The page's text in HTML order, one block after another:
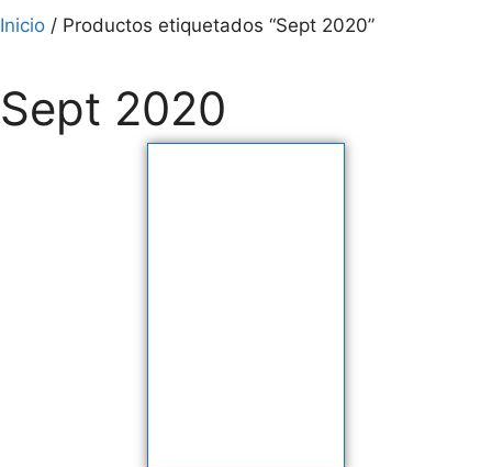
Inicio / Productos etiquetados “Sept 2020”
Sept 2020